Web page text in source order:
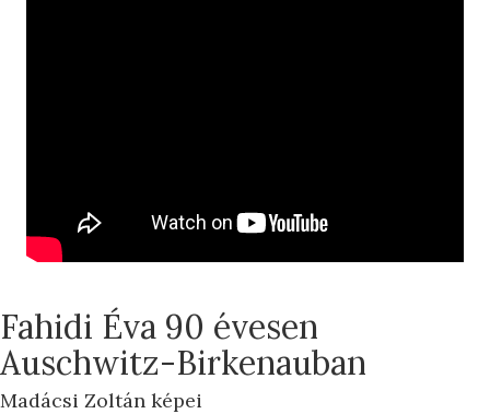
Fahidi Éva 90 évesen
Auschwitz-Birkenauban
Madácsi Zoltán képei